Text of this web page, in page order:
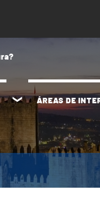
ÁREAS DE